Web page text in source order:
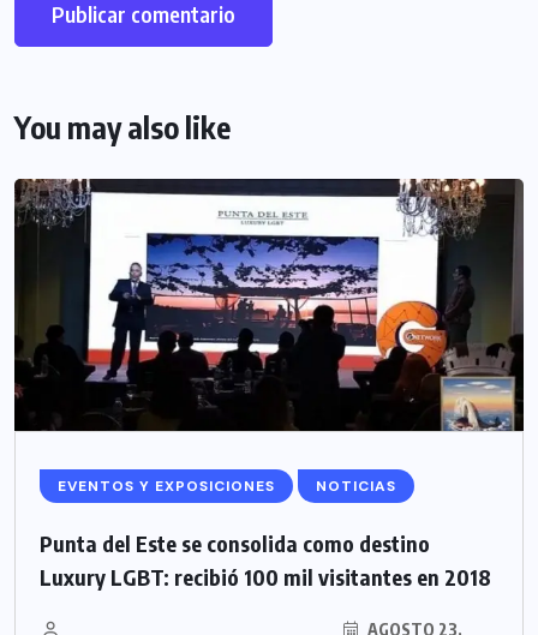
You may also like
EVENTOS Y EXPOSICIONES NOTICIAS
Punta del Este se consolida como destino
Luxury LGBT: recibió 100 mil visitantes en 2018
AGOSTO 23,